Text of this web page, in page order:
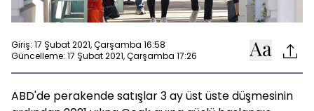
Giriş: 17 Şubat 2021, Çarşamba 16:58
Güncelleme: 17 Şubat 2021, Çarşamba 17:26
ABD'de perakende satışlar 3 ay üst üste düşmesinin